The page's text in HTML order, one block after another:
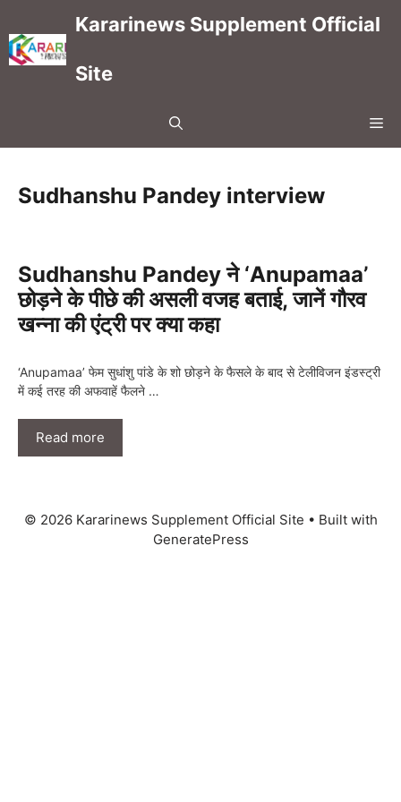
content
Kararinews Supplement Official
Site
Sudhanshu Pandey interview
Sudhanshu Pandey ने ‘Anupamaa’
छोड़ने के पीछे की असली वजह बताई, जानें गौरव
खन्ना की एंट्री पर क्या कहा
‘Anupamaa’ फेम सुधांशु पांडे के शो छोड़ने के फैसले के बाद से टेलीविजन इंडस्ट्री
में कई तरह की अफवाहें फैलने …
Read more
© 2026 Kararinews Supplement Official Site • Built with
GeneratePress